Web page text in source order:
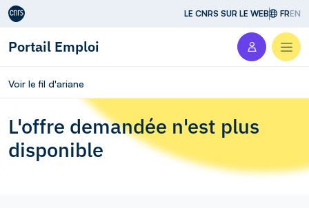
Aller au contenu LE CNRS SUR LE WEB FREN
Portail Emploi
Voir le fil d'ariane
L'offre demandée n'est plus
disponible